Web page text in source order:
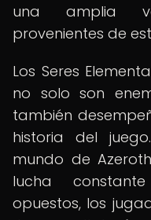
una amplia
provenientes de
Los Seres
no solo son
también
historia del
mundo de
lucha
opuestos, los